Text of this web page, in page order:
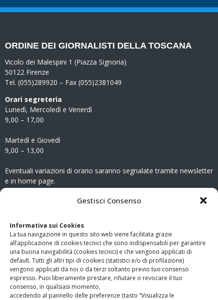
Gestisci Consenso
Informativa sui Cookies
La tua navigazione in questo sito web viene facilitata grazie
all’applicazione di cookies tecnici che sono indispensabili per garantire
una buona navigabilità (cookies tecnici) e che vengono applicati di
default. Tutti gli altri tipi di cookies (statistici e/o di profilazione)
vengono applicati da noi o da terzi soltanto previo tuo consenso
espresso. Puoi liberamente prestare, rifiutare o revocare il tuo
consenso, in qualsiasi momento,
accedendo al pannello delle preferenze (tasto “Visualizza le
ORDINE DEI GIORNALISTI DELLA TOSCANA
Vicolo dei Malespini 1 (Piazza Signoria)
50122 Firenze
Tel. (055)289920 – Fax (055)2381049
Orari segreteria
Lunedì, Mercoledì e Venerdì
9,00 – 17,00
Martedì e Giovedì
9,00 – 13,00
Eventuali variazioni di orario saranno segnalate tramite newsletter
e in home page.
www.odg.toscana.it – testata registrata presso il Tribunale di
Firenze al nr. 5208 dell’ 08.10.2002. Direttore responsabile:
Giampaolo Marchini – C.F. 80005790482
LINK UTILI